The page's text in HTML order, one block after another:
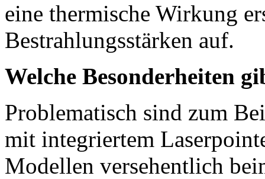
eine thermische Wirkung
Bestrahlungsstärken auf.
Welche Besonderheiten
Problematisch sind zum
mit integriertem
Modellen versehentlich